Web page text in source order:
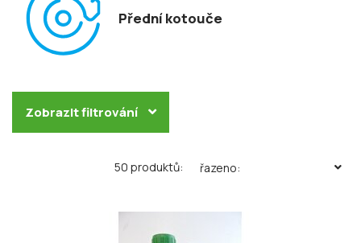
Přední kotouče
Zobrazit filtrování
50 produktů: řazeno: